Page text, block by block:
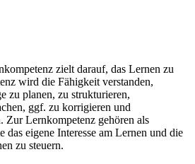
zielt darauf, das Lernen zu
wird die Fähigkeit verstanden,
zu planen, zu strukturieren,
ggf. zu korrigieren und
Zur Lernkompetenz gehören als
das eigene Interesse am Lernen und die
zu steuern.